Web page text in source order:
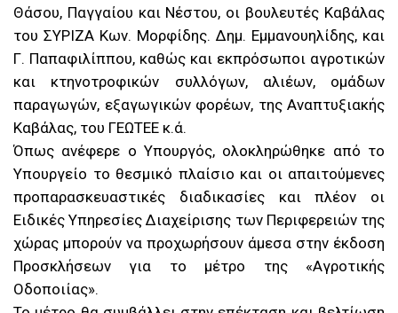
Θάσου, Παγγαίου και Νέστου, οι βουλευτές Καβάλας
του ΣΥΡΙΖΑ Κων. Μορφίδης. Δημ. Εμμανουηλίδης, και
Γ. Παπαφιλίππου, καθώς και εκπρόσωποι αγροτικών
και κτηνοτροφικών συλλόγων, αλιέων, ομάδων
παραγωγών, εξαγωγικών φορέων, της Αναπτυξιακής
Καβάλας, του ΓΕΩΤΕΕ κ.ά.
Όπως ανέφερε ο Υπουργός, ολοκληρώθηκε από το
Υπουργείο το θεσμικό πλαίσιο και οι απαιτούμενες
προπαρασκευαστικές διαδικασίες και πλέον οι
Ειδικές Υπηρεσίες Διαχείρισης των Περιφερειών της
χώρας μπορούν να προχωρήσουν άμεσα στην έκδοση
Προσκλήσεων για το μέτρο της «Αγροτικής
Οδοποιίας».